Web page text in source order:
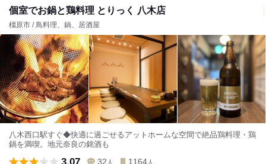
個室でお鍋と鶏料理 とりっく 八木店
橿原市 / 鳥料理、鍋、居酒屋
八木西口駅すぐ◆快適に過ごせるアットホームな空間で絶品鶏料理・鶏
鍋を満喫。地元奈良の銘酒も
32 人 1164 人